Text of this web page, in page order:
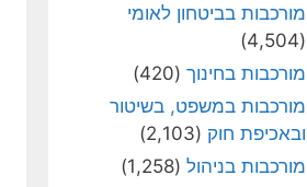
מורכבות בביטחון לאומי
(4,504)
מורכבות בחינוך (420)
מורכבות במשפט, בשיטור
ובאכיפת חוק (2,103)
מורכבות בניהול (1,258)